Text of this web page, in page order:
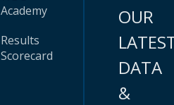
Academy
Results
Scorecard
OUR
DATA
&